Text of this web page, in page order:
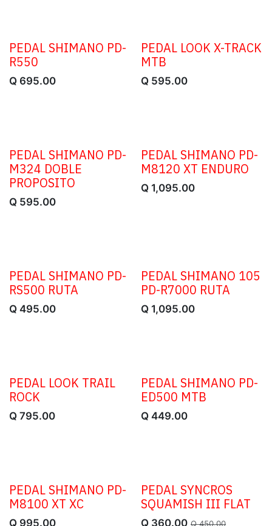
PEDAL SHIMANO PD-
R550
Q 695.00
PEDAL LOOK X-TRACK
MTB
Q 595.00
PEDAL SHIMANO PD-
M324 DOBLE
PROPOSITO
Q 595.00
PEDAL SHIMANO PD-
M8120 XT ENDURO
Q 1,095.00
PEDAL SHIMANO PD-
RS500 RUTA
Q 495.00
PEDAL SHIMANO 105
PD-R7000 RUTA
Q 1,095.00
PEDAL LOOK TRAIL
ROCK
Q 795.00
PEDAL SHIMANO PD-
ED500 MTB
Q 449.00
PEDAL SHIMANO PD-
M8100 XT XC
Q 995.00
OFERTA
PEDAL SYNCROS
SQUAMISH III FLAT
Q 360.00 Q450.00